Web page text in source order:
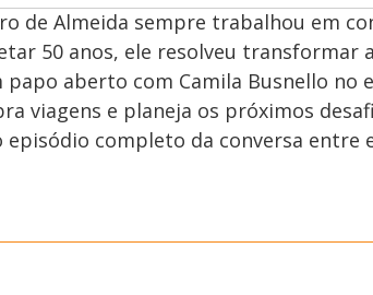
de Almeida sempre trabalhou em
50 anos, ele resolveu transformar
papo aberto com Camila Busnello no
viagens e planeja os próximos
episódio completo da conversa entre